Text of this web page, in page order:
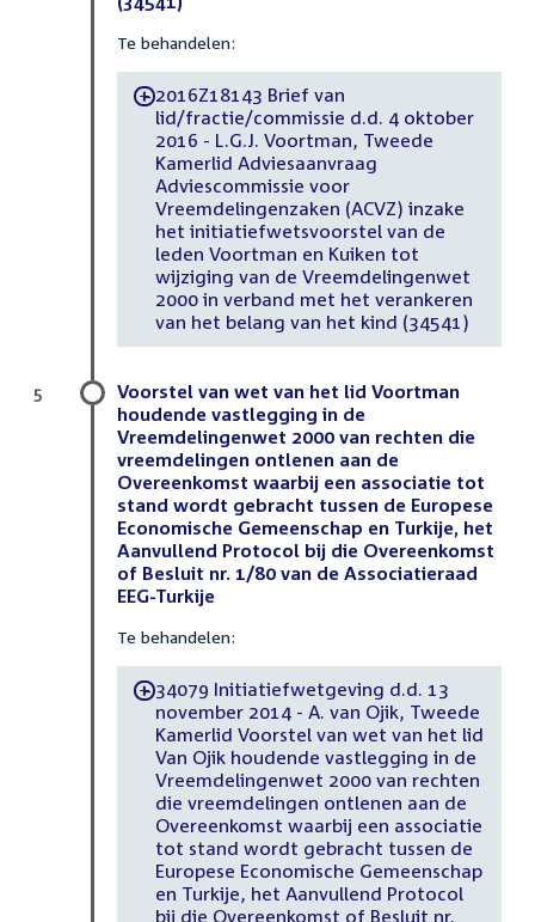
Te behandelen:
-2016Z18143 Brief van
lid/fractie/commissie d.d. 4 oktober
2016 - L.G.J. Voortman, Tweede
Kamerlid Adviesaanvraag
Adviescommissie voor
Vreemdelingenzaken (ACVZ) inzake
het initiatiefwetsvoorstel van de
leden Voortman en Kuiken tot
wijziging van de Vreemdelingenwet
2000 in verband met het verankeren
van het belang van het kind (34541)
Voorstel van wet van het lid Voortman
houdende vastlegging in de
Vreemdelingenwet 2000 van rechten die
vreemdelingen ontlenen aan de
Overeenkomst waarbij een associatie tot
stand wordt gebracht tussen de Europese
Economische Gemeenschap en Turkije, het
Aanvullend Protocol bij die Overeenkomst
of Besluit nr. 1/80 van de Associatieraad
EEG-Turkije
Te behandelen:
-34079 Initiatiefwetgeving d.d. 13
november 2014 - A. van Ojik, Tweede
Kamerlid Voorstel van wet van het lid
Van Ojik houdende vastlegging in de
Vreemdelingenwet 2000 van rechten
die vreemdelingen ontlenen aan de
Overeenkomst waarbij een associatie
tot stand wordt gebracht tussen de
Europese Economische Gemeenschap
en Turkije, het Aanvullend Protocol
bij die Overeenkomst of Besluit nr.
5